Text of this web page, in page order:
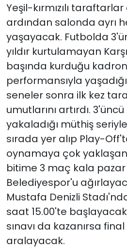
Yeşil-kırmızılı
ardından salonda ayrı
yaşayacak. Futbolda
yıldır kurtulamayan
başında kurduğu
performansıyla
seneler sonra ilk kez
umutlarını artırdı.
yakaladığı müthiş
sırada yer alıp Play-
oynamaya çok yaklaşan
bitime 3 maç kala pazar
Belediyespor'u
Mustafa Denizli
saat 15.00'te
sınavı da kazanırsa final
aralayacak.
TEKNOLOJİ
Yaşam
YEREL POLİTİKA
YEREL YÖNETİMLER
Yurt